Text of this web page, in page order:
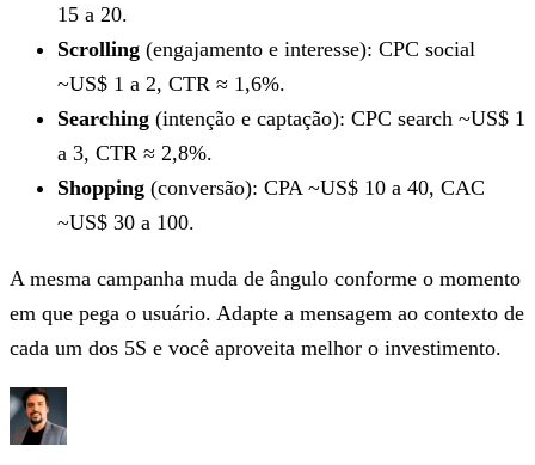
15 a 20.
Scrolling (engajamento e interesse): CPC social
~US$ 1 a 2, CTR ≈ 1,6%.
Searching (intenção e captação): CPC search ~US$ 1
a 3, CTR ≈ 2,8%.
Shopping (conversão): CPA ~US$ 10 a 40, CAC
~US$ 30 a 100.
A mesma campanha muda de ângulo conforme o momento
em que pega o usuário. Adapte a mensagem ao contexto de
cada um dos 5S e você aproveita melhor o investimento.